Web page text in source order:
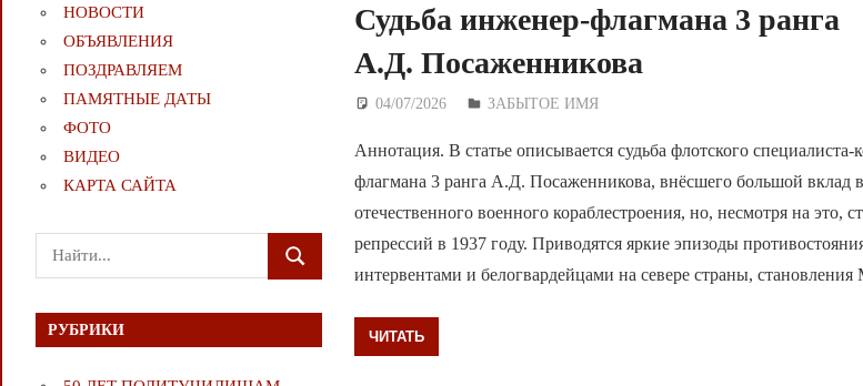
Судьба инженер-флагмана 3 ранга
А.Д. Посаженникова
04/07/2026 Дежурный по Редакции
ЗАБЫТОЕ ИМЯ
Аннотация. В статье описывается судьба флотского специалиста-
флагмана 3 ранга А.Д. Посаженникова, внёсшего большой вклад
отечественного военного кораблестроения, но, несмотря на это,
репрессий в 1937 году. Приводятся яркие эпизоды
интервентами и белогвардейцами на севере страны,
ЧИТАТЬ
НОВОСТИ
ОБЪЯВЛЕНИЯ
ПОЗДРАВЛЯЕМ
ПАМЯТНЫЕ ДАТЫ
ФОТО
ВИДЕО
КАРТА САЙТА
Поиск
для:
ПОИСК
РУБРИКИ